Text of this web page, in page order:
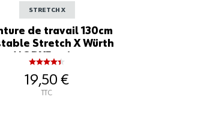
STRETCH X
de travail 130cm
Stretch X Würth
MODYF noire
19,50 €
TTC